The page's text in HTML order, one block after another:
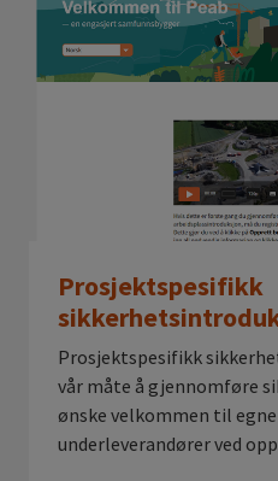
Prosjektspesifikk
Prosjektspesifikk
vår måte å gjennomføre
ønske velkommen til
underleverandører ved